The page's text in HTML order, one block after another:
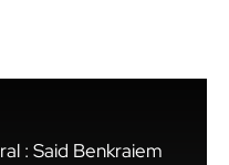
: Said Benkraiem